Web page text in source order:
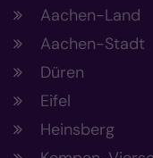
Aachen-Land
Aachen-Stadt
Düren
Eifel
Heinsberg